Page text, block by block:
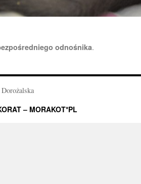
odnośnika.
– MORAKOT*PL